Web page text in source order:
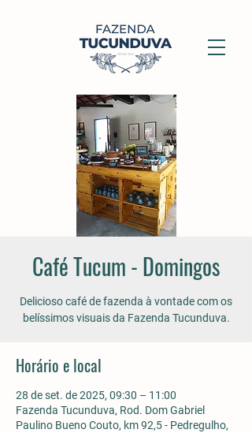
Café Tucum - Domingos
Delicioso café de fazenda à vontade com os
belíssimos visuais da Fazenda Tucunduva.
Horário e local
28 de set. de 2025, 09:30 – 11:00
Fazenda Tucunduva, Rod. Dom Gabriel
Paulino Bueno Couto, km 92,5 - Pedregulho,